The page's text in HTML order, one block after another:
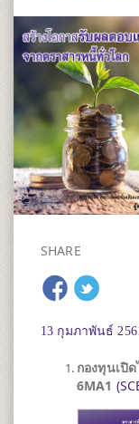
SHARE
13 กุมภาพันธ์
กองทุนเปิ
6MA1​